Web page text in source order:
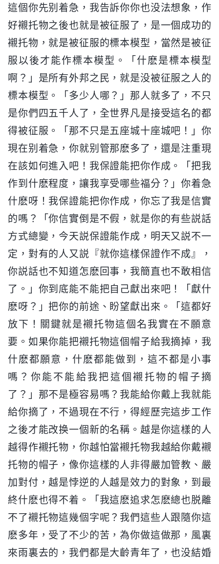
這個你先别着急，我告訴你你也没法想象，作
好襯托物之後也就是被征服了，是一個成功的
襯托物，就是被征服的標本模型，當然是被征
服以後才能作標本模型。「什麽是標本模型
啊？」是所有外邦之民，就是没被征服之人的
標本模型。「多少人哪？」那人就多了，不只
是你們四五千人了，全世界凡是接受這名的都
得被征服。「那不只是五座城十座城吧！」你
現在别着急，你就别管那麽多了，還是注重現
在該如何進入吧！我保證能把你作成。「把我
作到什麽程度，讓我享受哪些福分？」你着急
什麽呀！我保證能把你作成，你忘了我是信實
的嗎？「你信實倒是不假，就是你的有些説話
方式總變，今天説保證能作成，明天又説不一
定，對有的人又説『就你這樣保證作不成』，
你説話也不知道怎麽回事，我簡直也不敢相信
了。」你到底能不能把自己獻出來吧！「獻什
麽呀？」把你的前途、盼望獻出來。「這都好
放下！關鍵就是襯托物這個名我實在不願意
要。如果你能把襯托物這個帽子給我摘掉，我
什麽都願意，什麽都能做到，這不都是小事
嗎？你能不能給我把這個襯托物的帽子摘
了？」那不是極容易嗎？我能給你戴上我就能
給你摘了，不過現在不行，得經歷完這步工作
之後才能改换一個新的名稱。越是你這樣的人
越得作襯托物，你越怕當襯托物我越給你戴襯
托物的帽子，像你這樣的人非得嚴加管教、嚴
加對付，越是悖逆的人越是效力的對象，到最
終什麽也得不着。「我這麽追求怎麽總也脱離
不了襯托物這幾個字呢？我們這些人跟隨你這
麽多年，受了不少的苦，為你做這做那，風裏
來雨裏去的，我們都是大齡青年了，也没結婚